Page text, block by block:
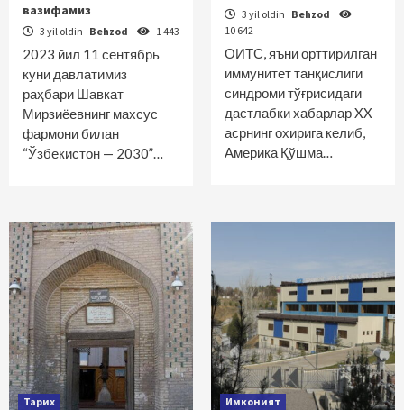
вазифамиз
3 yil oldin Behzod 1 443
2023 йил 11 сентябрь
куни давлатимиз
раҳбари Шавкат
Мирзиёевнинг махсус
фармони билан
“Ўзбекистон — 2030”…
3 yil oldin Behzod
10 642
ОИТС, яъни орттирилган
иммунитет танқислиги
синдроми тўғрисидаги
дастлабки хабарлар XX
асрнинг охирига келиб,
Америка Қўшма…
Тарих Имконият